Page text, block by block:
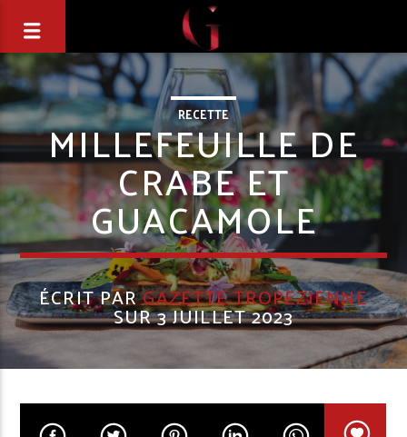
RECETTE
MILLEFEUILLE DE
CRABE ET
GUACAMOLE
ÉCRIT PARGAZETTE TROPEZIENNE
SUR 3 JUILLET 2023